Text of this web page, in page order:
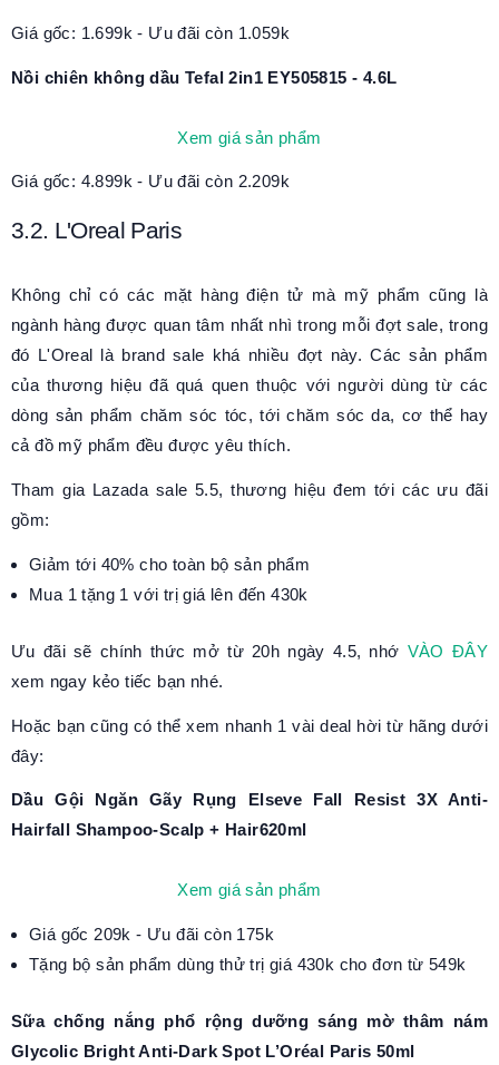
Giá gốc: 1.699k - Ưu đãi còn 1.059k
Nồi chiên không dầu Tefal 2in1 EY505815 - 4.6L
Xem giá sản phẩm
Giá gốc: 4.899k - Ưu đãi còn 2.209k
3.2. L'Oreal Paris
Không chỉ có các mặt hàng điện tử mà mỹ phẩm cũng là
ngành hàng được quan tâm nhất nhì trong mỗi đợt sale, trong
đó L'Oreal là brand sale khá nhiều đợt này. Các sản phẩm
của thương hiệu đã quá quen thuộc với người dùng từ các
dòng sản phẩm chăm sóc tóc, tới chăm sóc da, cơ thể hay
cả đồ mỹ phẩm đều được yêu thích.
Tham gia Lazada sale 5.5, thương hiệu đem tới các ưu đãi
gồm:
Giảm tới 40% cho toàn bộ sản phẩm
Mua 1 tặng 1 với trị giá lên đến 430k
Ưu đãi sẽ chính thức mở từ 20h ngày 4.5, nhớ VÀO ĐÂY
xem ngay kẻo tiếc bạn nhé.
Hoặc bạn cũng có thể xem nhanh 1 vài deal hời từ hãng dưới
đây:
Dầu Gội Ngăn Gãy Rụng Elseve Fall Resist 3X Anti-
Hairfall Shampoo-Scalp + Hair620ml
Xem giá sản phẩm
Giá gốc 209k - Ưu đãi còn 175k
Tặng bộ sản phẩm dùng thử trị giá 430k cho đơn từ 549k
Sữa chống nắng phổ rộng dưỡng sáng mờ thâm nám
Glycolic Bright Anti-Dark Spot L’Oréal Paris 50ml